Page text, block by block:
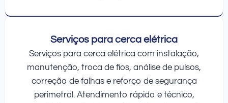
Serviços para cerca elétrica
Serviços para cerca elétrica com instalação,
manutenção, troca de fios, análise de pulsos,
correção de falhas e reforço de segurança
perimetral. Atendimento rápido e técnico,